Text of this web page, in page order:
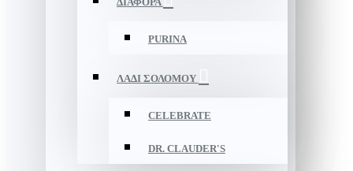
PURINA
ΛΑΔΙ ΣΟΛΟΜΟΥ
CELEBRATE
DR. CLAUDER'S